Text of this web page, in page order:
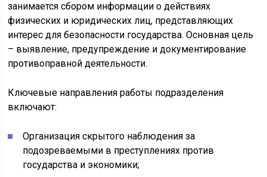
занимается сбором информации о действиях
физических и юридических лиц, представляющих
интерес для безопасности государства. Основная цель
– выявление, предупреждение и документирование
противоправной деятельности.
Ключевые направления работы подразделения
включают:
Организация скрытого наблюдения за
подозреваемыми в преступлениях против
государства и экономики;